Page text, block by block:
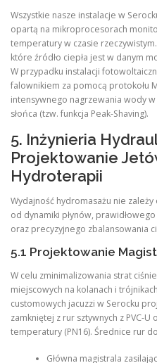
Wszystkie nasze instalacje w
opartą na mikroprocesorach
temperatury w czasie
które źródło ciepła jest w danym
W przypadku instalacji
falownikiem za pomocą protokołu
intensywnego nagrzewania wody
słońca (tzw. funkcja Peak-Shaving).
5. Inżynieria
Projektowanie
Hydroterapii
Wydajność hydromasażu nie
od dynamiki płynów,
oraz precyzyjnego zbalansowania
5.1 Projektowanie
W celu zminimalizowania strat
miejscowych na kolanach i
customowych jacuzzi w Serocku
zamkniętej z rur sztywnych z PVC-
temperatury (PN16). Średnice rur
Główna magistrala